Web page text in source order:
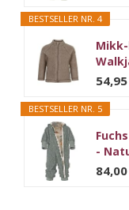
BESTSELLER NR. 4
54,95
BESTSELLER NR. 5
-
84,00